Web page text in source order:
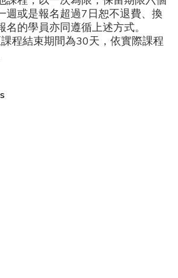
週或是報名超過7日恕不退費、換
的學員亦同遵循上述方式。
程結束期間為30天，依實際課程